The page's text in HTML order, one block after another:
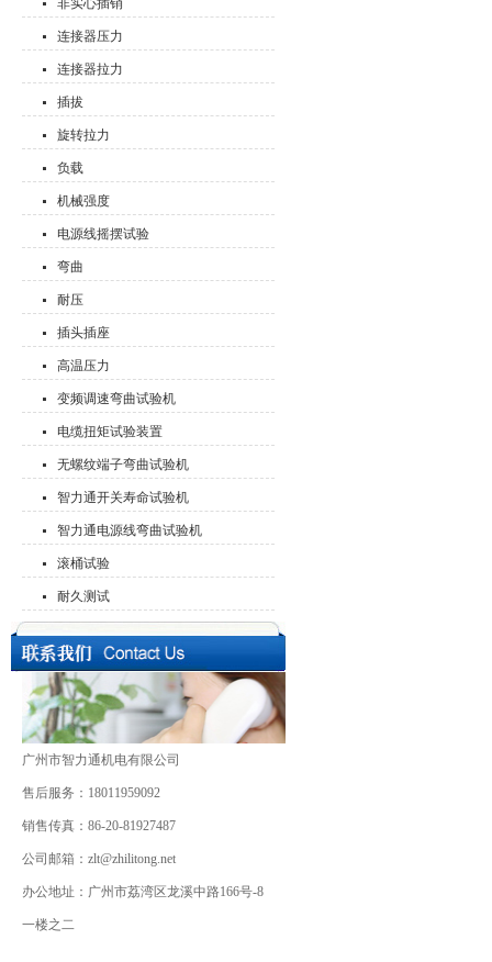
非实心插销
连接器压力
连接器拉力
插拔
旋转拉力
负载
机械强度
电源线摇摆试验
弯曲
耐压
插头插座
高温压力
变频调速弯曲试验机
电缆扭矩试验装置
无螺纹端子弯曲试验机
智力通开关寿命试验机
智力通电源线弯曲试验机
滚桶试验
耐久测试
广州市智力通机电有限公司
售后服务：18011959092
销售传真：86-20-81927487
公司邮箱：zlt@zhilitong.net
办公地址：广州市荔湾区龙溪中路166号-8
一楼之二